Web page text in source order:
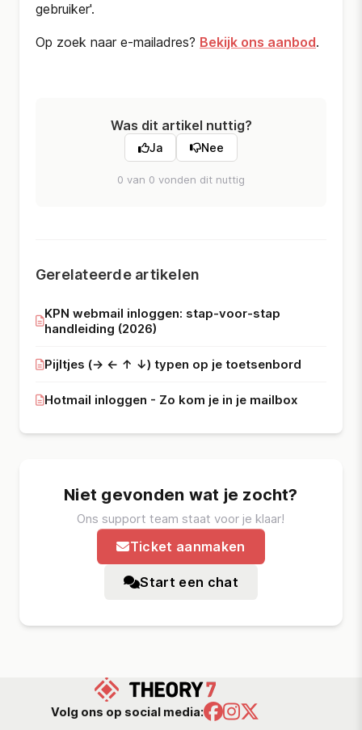
gebruiker'.
Op zoek naar e-mailadres? Bekijk ons aanbod.
Was dit artikel nuttig?
Ja Nee
0 van 0 vonden dit nuttig
Gerelateerde artikelen
KPN webmail inloggen: stap-voor-stap
handleiding (2026)
Pijltjes (→ ← ↑ ↓) typen op je toetsenbord
Hotmail inloggen - Zo kom je in je mailbox
Niet gevonden wat je zocht?
Ons support team staat voor je klaar!
Ticket aanmaken
Start een chat
Volg ons op social media: